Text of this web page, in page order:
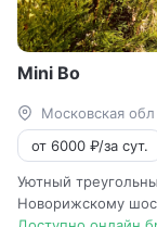
Mini Bo
Московская обл
от 6000 ₽/за сут.
Уютный
Новорижскому